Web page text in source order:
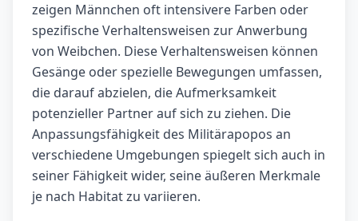
zeigen Männchen oft intensivere Farben oder
spezifische Verhaltensweisen zur Anwerbung
von Weibchen. Diese Verhaltensweisen können
Gesänge oder spezielle Bewegungen umfassen,
die darauf abzielen, die Aufmerksamkeit
potenzieller Partner auf sich zu ziehen. Die
Anpassungsfähigkeit des Militärapopos an
verschiedene Umgebungen spiegelt sich auch in
seiner Fähigkeit wider, seine äußeren Merkmale
je nach Habitat zu variieren.